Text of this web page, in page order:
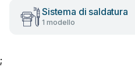
Sistema di saldatura
1 modello
;